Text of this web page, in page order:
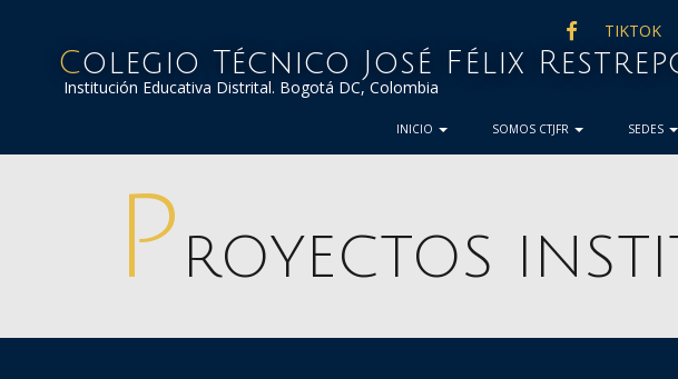
FACEBOOK
TIKTOK
Colegio Técnico José Félix
Institución Educativa Distrital. Bogotá DC, Colombia
INICIO SOMOS CTJFR SEDES
P ROYECTOS